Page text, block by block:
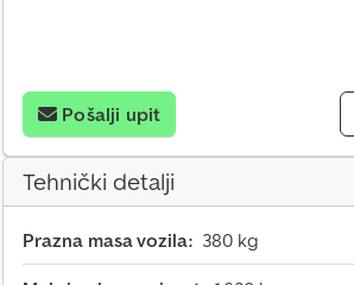
Pošalji upit
Tehnički detalji
Prazna masa vozila: 380 kg